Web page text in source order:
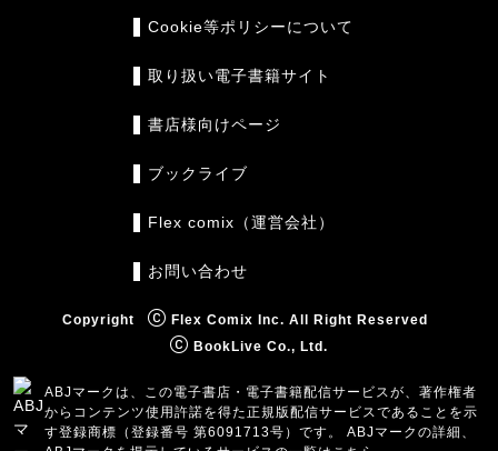
Cookie等ポリシーについて
取り扱い電子書籍サイト
書店様向けページ
ブックライブ
Flex comix（運営会社）
お問い合わせ
Copyright
Flex Comix Inc. All Right Reserved
BookLive Co., Ltd.
ABJマークは、この電子書店・電子書籍配信サービスが、著作権者
からコンテンツ使用許諾を得た正規版配信サービスであることを示
す登録商標（登録番号 第6091713号）です。 ABJマークの詳細、